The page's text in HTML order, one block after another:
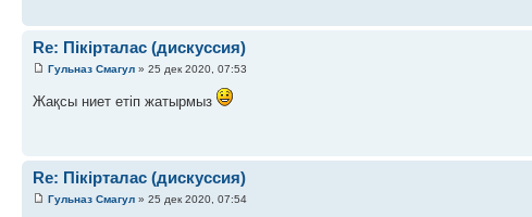
Re: Пікірталас (дискуссия)
Гульназ Смагул » 25 дек 2020, 07:53
Жақсы ниет етіп жатырмыз
Re: Пікірталас (дискуссия)
Гульназ Смагул » 25 дек 2020, 07:54